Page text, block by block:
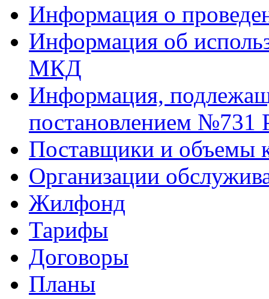
Информация о
Информация об
МКД
Информация,
постановлением №731
Поставщики и объемы
Организации
Жилфонд
Тарифы
Договоры
Планы